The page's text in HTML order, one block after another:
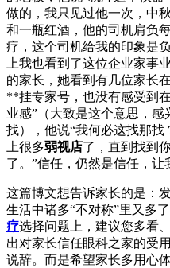
做的，我只见过他一次，中
和一瓶红酒，他的司机肩负
疗，这个司机给我的印象是
上我也看到了这位企业家事
的家长，她看到有几位家长
**挂专家号，也没有感受到
业感”（大致是这个意思，
找），他说“我何必这找那找
上很多弱视店了，直到找到
了。”信任，仍然是信任，让
这篇博文想告诉家长的是：
生活中诸多“不对称”里又多
疗选择问题上，建议您多看
出对家长信任眼科之家的受
说辞。而是希望家长多用心